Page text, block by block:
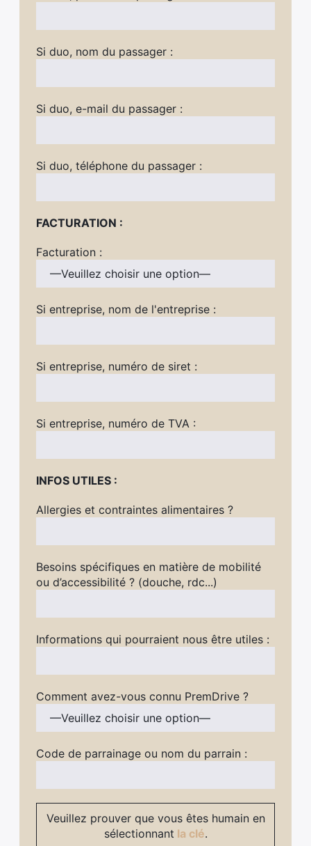
Si duo, nom du passager :
Si duo, e-mail du passager :
Si duo, téléphone du passager :
FACTURATION :
Facturation :
Si entreprise, nom de l'entreprise :
Si entreprise, numéro de siret :
Si entreprise, numéro de TVA :
INFOS UTILES :
Allergies et contraintes alimentaires ?
Besoins spécifiques en matière de mobilité
ou d’accessibilité ? (douche, rdc...)
Informations qui pourraient nous être utiles :
Comment avez-vous connu PremDrive ?
Code de parrainage ou nom du parrain :
Veuillez prouver que vous êtes humain en
sélectionnant la clé.